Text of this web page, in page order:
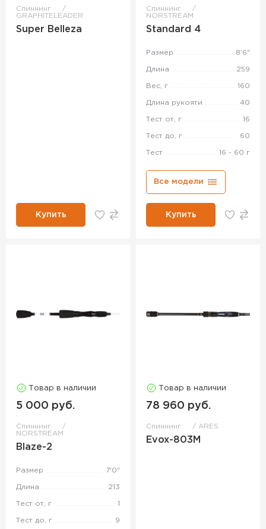
Спиннинг
GRAPHITELEADER
Super Belleza
Купить
Спиннинг
NORSTREAM
Standard 4
Размер 8'6"
Длина 259
Вес, г 160
Длина рукояти 40
Тест от, г 16
Тест до, г 60
Тест 16 - 60 г
Все модели
Купить
Товар в наличии
5 000 руб.
Спиннинг
NORSTREAM
Blaze-2
Размер 7'0"
Длина 213
Тест от, г 1
Тест до, г 9
Товар в наличии
78 960 руб.
Спиннинг ARES
Evox-803M